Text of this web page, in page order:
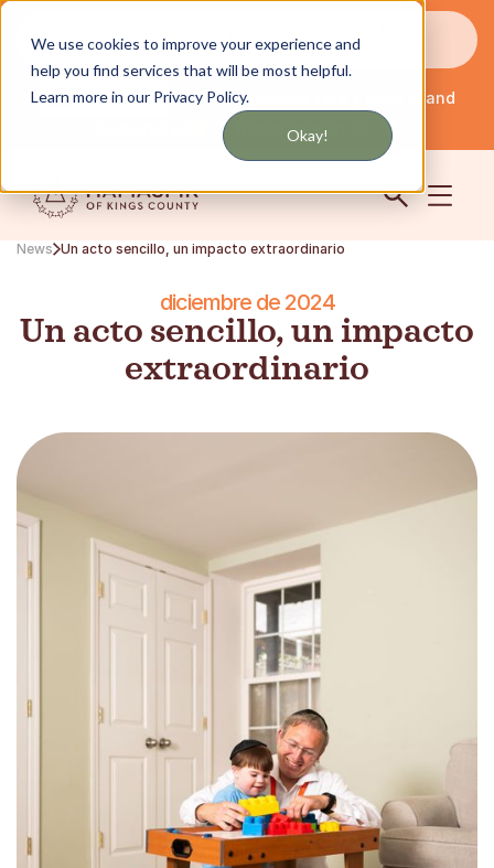
We use cookies to improve your experience and
help you find services that will be most helpful.
Learn more in our Privacy Policy.
Okay!
correo electrónico
Español Servicio en Nueva York y Long Island
Iniciar sesión
News Un acto sencillo, un impacto extraordinario
diciembre de 2024
Un acto sencillo, un impacto
extraordinario